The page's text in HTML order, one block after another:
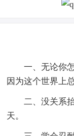
一、无论你怎
因为这个世界上
二、没关系抬
天。